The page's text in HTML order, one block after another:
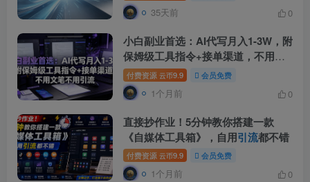
35天前 0
小白副业首选：AI代写月入1-3W，附
保姆级工具指令+接单渠道，不用文
笔不用引流【揭秘】
付费资源 云币9.9 会员免费
1个月前 0
直接抄作业！5分钟教你搭建一款
《自媒体工具箱》，自用引流都不错
付费资源 云币9.9 会员免费
1个月前 0